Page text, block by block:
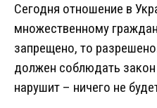
Сегодня отношение в
множественному
запрещено, то
должен соблюдать
нарушит – ничего не